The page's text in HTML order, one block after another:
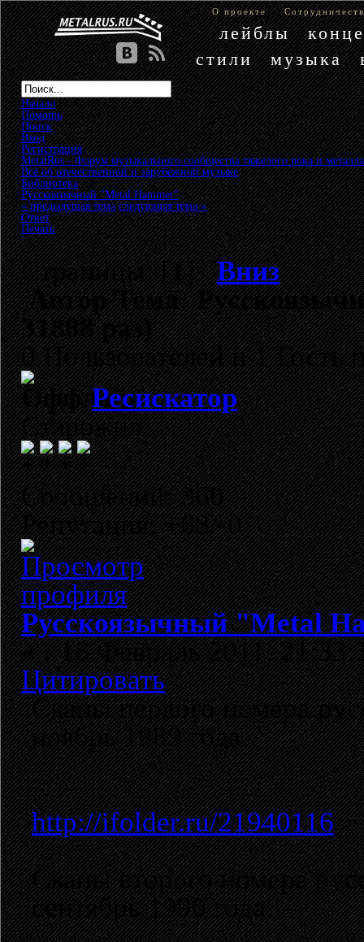
О проекте
лейблы
стили
музыка
Начало
Помощь
Поиск
Вход
Регистрация
MetalRus - Форум музыкального сообщества тяжелого рока и металла
Всё об отечественной и зарубежной музыке»
Библиотека»
Русскоязычный "Metal Hammer"
« предыдущая тема следующая тема »
Ответ
Печать
Страницы: [1]Вниз
АвторТема:
31888 раз)
0 Пользователей и 1 Гость
Ресискатор
Старожил
Сообщений: 360
Репутация: +68/-0
Русскоязычный "Metal
«:16 Февраль 2011,
Цитировать
Сканы первого номера
ноябрь 1989 года.
http://ifolder.ru/21940116
Сканы второго номера
сентябрь 1990 года.